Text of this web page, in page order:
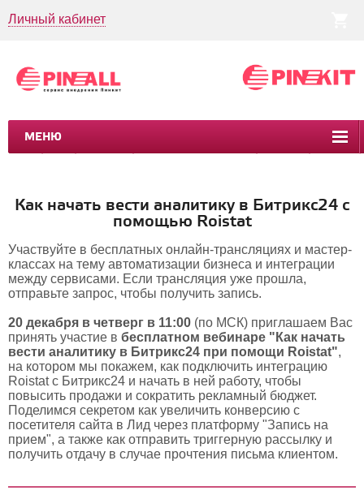
Личный кабинет
МЕНЮ
CRM CMS КЕЙСЫ
Как начать вести аналитику в Битрикс24 с
помощью Roistat
Участвуйте в бесплатных онлайн-трансляциях и мастер-
классах на тему автоматизации бизнеса и интеграции
между сервисами. Если трансляция уже прошла,
отправьте запрос, чтобы получить запись.
20 декабря в четверг в 11:00 (по МСК) приглашаем Вас
принять участие в бесплатном вебинаре "Как начать
вести аналитику в Битрикс24 при помощи Roistat",
на котором мы покажем, как подключить интеграцию
Roistat с Битрикс24 и начать в ней работу, чтобы
повысить продажи и сократить рекламный бюджет.
Поделимся секретом как увеличить конверсию с
посетителя сайта в Лид через платформу "Запись на
прием", а также как отправить триггерную рассылку и
получить отдачу в случае прочтения письма клиентом.